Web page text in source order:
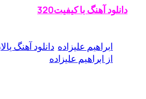
دانلود آهنگ با کیفیت320
ابراهیم علیزاده دانلود آهنگ یالان
از ابراهیم علیزاده